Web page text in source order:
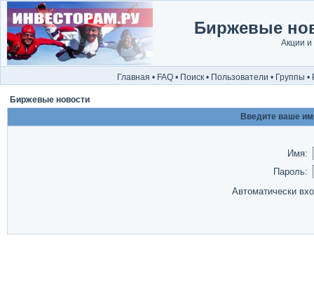
Биржевые
Акции и
Главная • FAQ • Поиск • Пользователи • Группы •
Биржевые новости
Введите ваше
Имя:
Пароль:
Автоматически